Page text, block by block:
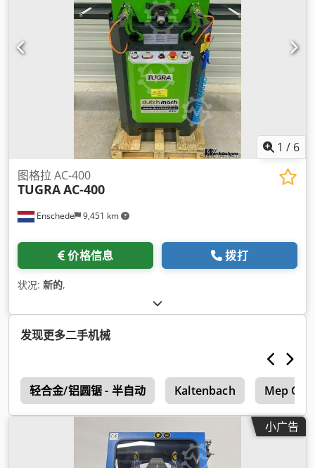
1 / 6
Enschede 9,451 km
图格拉 AC-400
TUGRAAC-400
价格信息 拨打
状况: 新的,
发现更多二手机械
轻合金/铝圆锯 - 半自动 Kaltenbach Mep
小广告